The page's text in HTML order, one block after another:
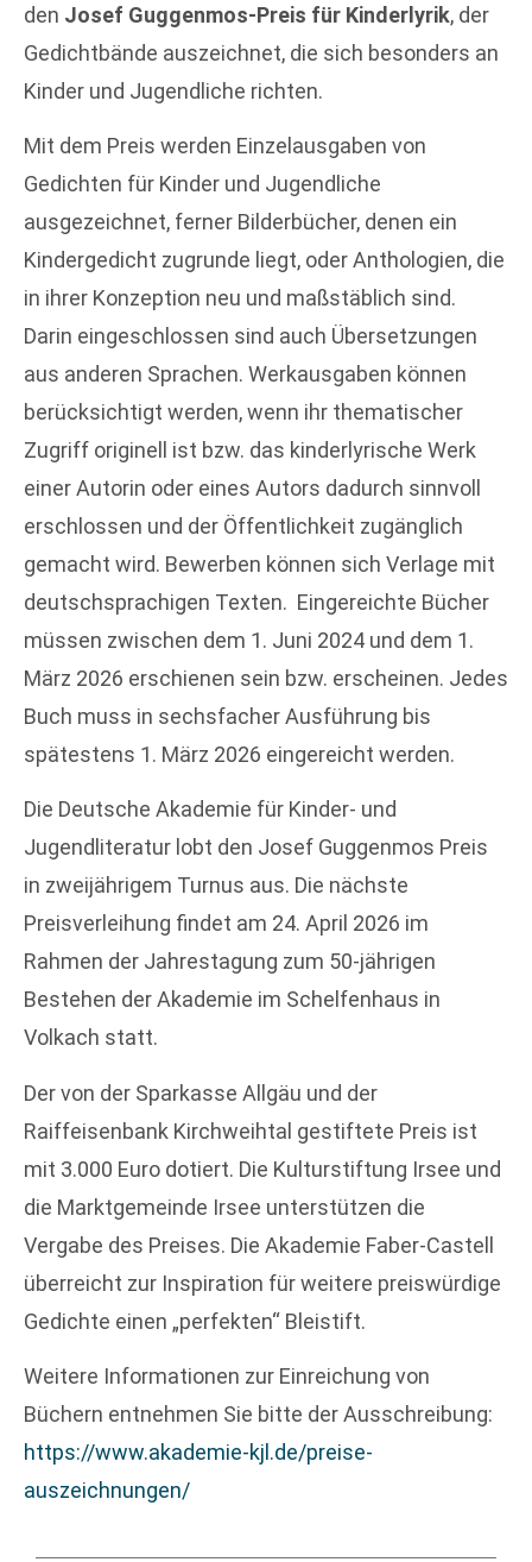
den Josef Guggenmos-Preis für Kinderlyrik, der
Gedichtbände auszeichnet, die sich besonders an
Kinder und Jugendliche richten.
Mit dem Preis werden Einzelausgaben von
Gedichten für Kinder und Jugendliche
ausgezeichnet, ferner Bilderbücher, denen ein
Kindergedicht zugrunde liegt, oder Anthologien, die
in ihrer Konzeption neu und maßstäblich sind.
Darin eingeschlossen sind auch Übersetzungen
aus anderen Sprachen. Werkausgaben können
berücksichtigt werden, wenn ihr thematischer
Zugriff originell ist bzw. das kinderlyrische Werk
einer Autorin oder eines Autors dadurch sinnvoll
erschlossen und der Öffentlichkeit zugänglich
gemacht wird. Bewerben können sich Verlage mit
deutschsprachigen Texten. Eingereichte Bücher
müssen zwischen dem 1. Juni 2024 und dem 1.
März 2026 erschienen sein bzw. erscheinen. Jedes
Buch muss in sechsfacher Ausführung bis
spätestens 1. März 2026 eingereicht werden.
Die Deutsche Akademie für Kinder- und
Jugendliteratur lobt den Josef Guggenmos Preis
in zweijährigem Turnus aus. Die nächste
Preisverleihung findet am 24. April 2026 im
Rahmen der Jahrestagung zum 50-jährigen
Bestehen der Akademie im Schelfenhaus in
Volkach statt.
Der von der Sparkasse Allgäu und der
Raiffeisenbank Kirchweihtal gestiftete Preis ist
mit 3.000 Euro dotiert. Die Kulturstiftung Irsee und
die Marktgemeinde Irsee unterstützen die
Vergabe des Preises. Die Akademie Faber-Castell
überreicht zur Inspiration für weitere preiswürdige
Gedichte einen „perfekten“ Bleistift.
Weitere Informationen zur Einreichung von
Büchern entnehmen Sie bitte der Ausschreibung:
https://www.akademie-kjl.de/preise-
auszeichnungen/